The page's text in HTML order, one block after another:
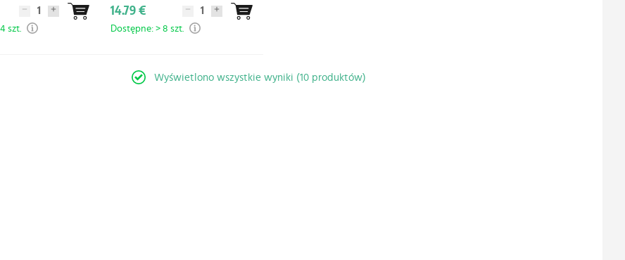
szt.
14.79 €
Dostępne: > 8 szt.
Wyświetlono wszystkie wyniki (10 produktów)